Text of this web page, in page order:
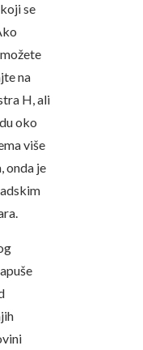
se
na
H, ali
oko
više
onda je